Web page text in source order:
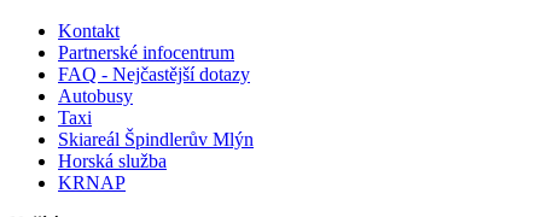
Kontakt
Partnerské infocentrum
FAQ - Nejčastější dotazy
Autobusy
Taxi
Skiareál Špindlerův Mlýn
Horská služba
KRNAP